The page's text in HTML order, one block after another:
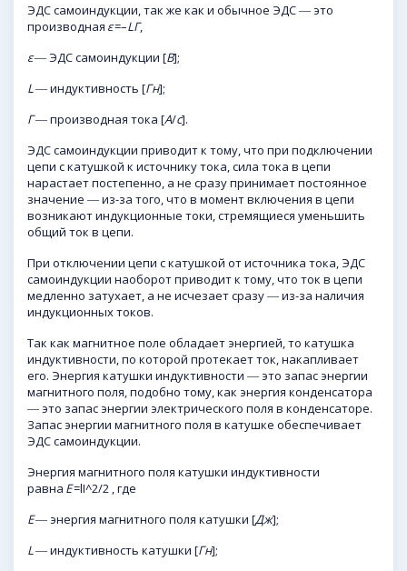
ЭДС самоиндукции, так же как и обычное ЭДС ― это
производная ε=–LГ,
ε― ЭДС самоиндукции [В];
L ― индуктивность [Гн];
Г― производная тока [А/с].
ЭДС самоиндукции приводит к тому, что при подключении
цепи с катушкой к источнику тока, сила тока в цепи
нарастает постепенно, а не сразу принимает постоянное
значение ― из-за того, что в момент включения в цепи
возникают индукционные токи, стремящиеся уменьшить
общий ток в цепи.
При отключении цепи с катушкой от источника тока, ЭДС
самоиндукции наоборот приводит к тому, что ток в цепи
медленно затухает, а не исчезает сразу ― из-за наличия
индукционных токов.
Так как магнитное поле обладает энергией, то катушка
индуктивности, по которой протекает ток, накапливает
его. Энергия катушки индуктивности ― это запас энергии
магнитного поля, подобно тому, как энергия конденсатора
― это запас энергии электрического поля в конденсаторе.
Запас энергии магнитного поля в катушке обеспечивает
ЭДС самоиндукции.
Энергия магнитного поля катушки индуктивности
равна Е=lI^2/2 , где
E― энергия магнитного поля катушки [Дж];
L ― индуктивность катушки [Гн];